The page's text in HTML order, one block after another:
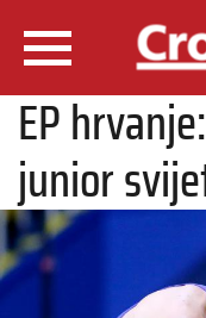
EP
junior